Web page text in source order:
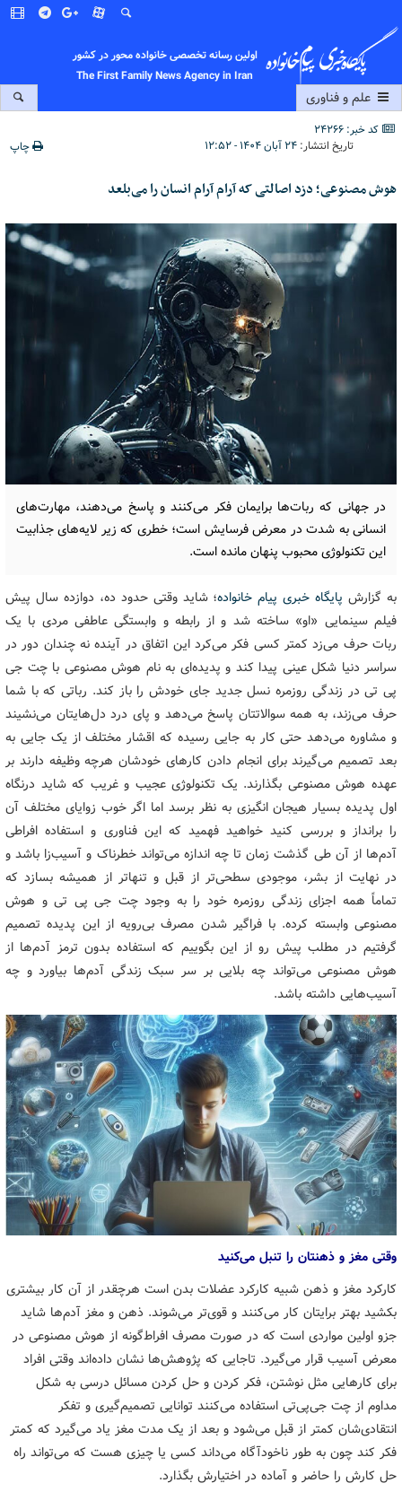
اولین رسانه تخصصی خانواده محور در کشور
The First Family News Agency in Iran
علم و فناوری
کد خبر: 24266
تاریخ انتشار:۲۴ آبان ۱۴۰۴ - ۱۲:۵۲ چاپ
هوش مصنوعی؛ دزد اصالتی که آرام‌ آرام انسان را می‌بلعد
در جهانی که ربات‌ها برایمان فکر می‌کنند و پاسخ می‌دهند، مهارت‌های
انسانی به شدت در معرض فرسایش است؛ خطری که زیر لایه‌های جذابیت
این تکنولوژی محبوب پنهان مانده‌ است.
به گزارش پایگاه خبری پیام خانواده؛ شاید وقتی حدود ده، دوازده سال پیش
فیلم سینمایی «او» ساخته شد و از رابطه و وابستگی عاطفی مردی با یک
ربات حرف می‌زد کمتر کسی فکر می‌کرد این اتفاق در آینده نه چندان دور در
سراسر دنیا شکل عینی پیدا کند و پدیده‌ای به نام هوش مصنوعی با چت جی
پی تی در زندگی روزمره نسل جدید جای خودش را باز کند. رباتی که با شما
حرف می‌زند، به همه سوالاتتان پاسخ می‌دهد و پای درد دل‌هایتان می‌نشیند
و مشاوره می‌دهد حتی کار به جایی رسیده که اقشار مختلف از یک جایی به
بعد تصمیم می‌گیرند برای انجام دادن کارهای خودشان هرچه وظیفه دارند بر
عهده هوش مصنوعی بگذارند. یک تکنولوژی عجیب و غریب که شاید درنگاه
اول پدیده بسیار هیجان انگیزی به نظر برسد اما اگر خوب زوایای مختلف آن
را برانداز و بررسی کنید خواهید فهمید که این فناوری و استفاده افراطی
آدم‌ها از آن طی گذشت زمان تا چه اندازه می‌تواند خطرناک و آسیب‌زا باشد و
در نهایت از بشر، موجودی سطحی‌تر از قبل و تنهاتر از همیشه بسازد که
تماماً همه اجزای زندگی روزمره خود را به وجود چت جی پی تی و هوش
مصنوعی وابسته کرده. با فراگیر شدن مصرف بی‌رویه از این پدیده تصمیم
گرفتیم در مطلب پیش رو از این بگوییم که استفاده بدون ترمز آدم‌ها از
هوش مصنوعی می‌تواند چه بلایی بر سر سبک زندگی آدم‌ها بیاورد و چه
آسیب‌هایی داشته باشد.
وقتی مغز و ذهنتان را تنبل می‌کنید
کارکرد مغز و ذهن شبیه کارکرد عضلات بدن است هرچقدر از آن کار بیشتری
بکشید بهتر برایتان کار می‌کنند و قوی‌تر می‌شوند. ذهن و مغز آدم‌ها شاید
جزو اولین مواردی است که در صورت مصرف افراط‌گونه از هوش مصنوعی در
معرض آسیب قرار می‌گیرد. تاجایی که پژوهش‌ها نشان داده‌اند وقتی افراد
برای کارهایی مثل نوشتن، فکر کردن و حل کردن مسائل درسی به شکل
مداوم از چت جی‌پی‌تی استفاده می‌کنند توانایی تصمیم‌گیری و تفکر
انتقادی‌شان کمتر از قبل می‌شود و بعد از یک مدت مغز یاد می‌گیرد که کمتر
فکر کند چون به طور ناخودآگاه می‌داند کسی یا چیزی هست که می‌تواند راه
حل کارش را حاضر و آماده در اختیارش بگذارد.